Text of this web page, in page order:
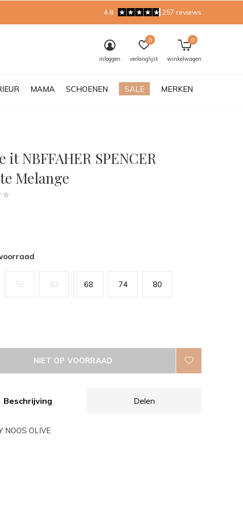
MAMA SCHOENEN SALE MERKEN
inloggen verlanglijst
0
winkelwagen
0
4.8 257 reviews
it NBFFAHER SPENCER
Melange
56 62 68 74 80
NIET OP VOORRAAD
Beschrijving Delen
NOOS OLIVE